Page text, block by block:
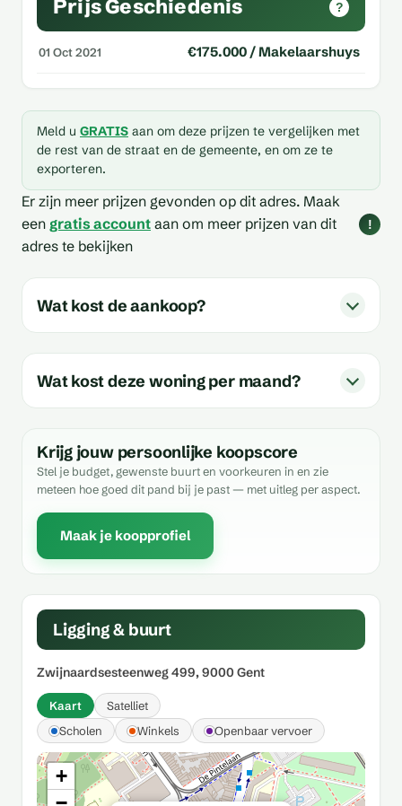
Prijs Geschiedenis ?
01 Oct 2021 €175.000 / Makelaarshuys
Meld u GRATIS aan om deze prijzen te vergelijken met
de rest van de straat en de gemeente, en om ze te
exporteren.
Er zijn meer prijzen gevonden op dit adres. Maak
een gratis account aan om meer prijzen van dit
adres te bekijken
!
Wat kost de aankoop?
Wat kost deze woning per maand?
Krijg jouw persoonlijke koopscore
Stel je budget, gewenste buurt en voorkeuren in en zie
meteen hoe goed dit pand bij je past — met uitleg per aspect.
Maak je koopprofiel
Ligging & buurt
Zwijnaardsesteenweg 499, 9000 Gent
Kaart
Satelliet
Scholen
Winkels Openbaar vervoer
+